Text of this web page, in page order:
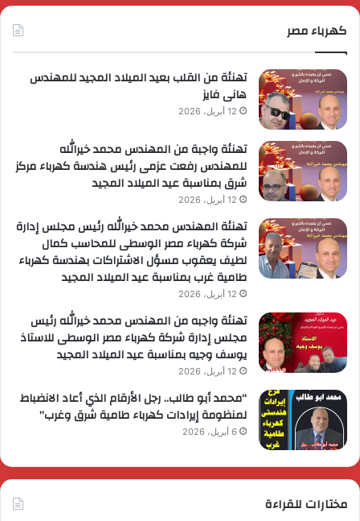
المجموعة
الوزارية
كهرباء مصر
تهنئة من القلب بعيد الميلاد المجيد للمهندس
هانى فايز
12 أبريل، 2026
تهنئة واجبة من المهندس محمد خيرالله
للمهندس رفعت عزمى رئيس هندسة كهرباء مركز
شرق بمناسبة عيد الميلاد المجيد
12 أبريل، 2026
تهنئة المهندس محمد خيرالله رئيس مجلس إدارة
شركة كهرباء مصر الوسطى للمحاسب كمال
لطيف يعقوب مسؤل الاشتراكات بهندسة كهرباء
طامية غرب بمناسبة عيد الميلاد المجيد
12 أبريل، 2026
تهنئة واجبه من المهندس محمد خيرالله رئيس
مجلس إدارة شركة كهرباء مصر الوسطى للاستاذ
يوسف وجيه بمناسبة عيد الميلاد المجيد
12 أبريل، 2026
“محمد أبو طالب.. رجل الأرقام الذي أعاد الانضباط
لمنظومة إيرادات كهرباء طامية شرق وغرب”
6 أبريل، 2026
مختارات للقراءة